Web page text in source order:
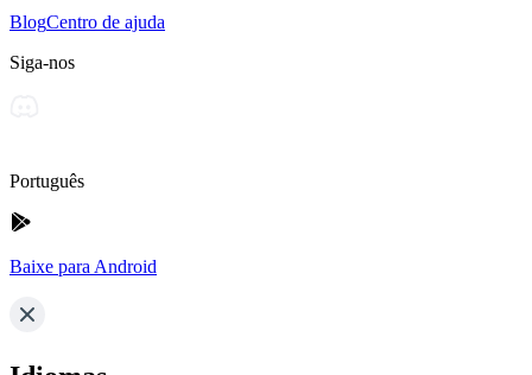
BlogCentro de ajuda
Siga-nos
Português
Baixe para Android